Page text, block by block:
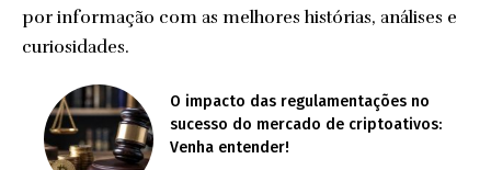
por informação com as melhores histórias, análises e
curiosidades.
O impacto das regulamentações no
sucesso do mercado de criptoativos:
Venha entender!